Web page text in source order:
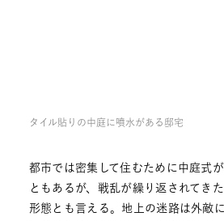
タイル貼りの中庭に噴水がある邸宅
都市では密集して住むために中庭式
ともあるが、戦乱が繰り返されてき
形態とも言える。地上の迷路は外敵